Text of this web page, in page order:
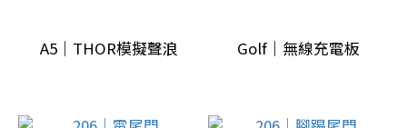
A5｜THOR模擬聲浪 Golf｜無線充電板